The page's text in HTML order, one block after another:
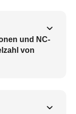
und NC-
von